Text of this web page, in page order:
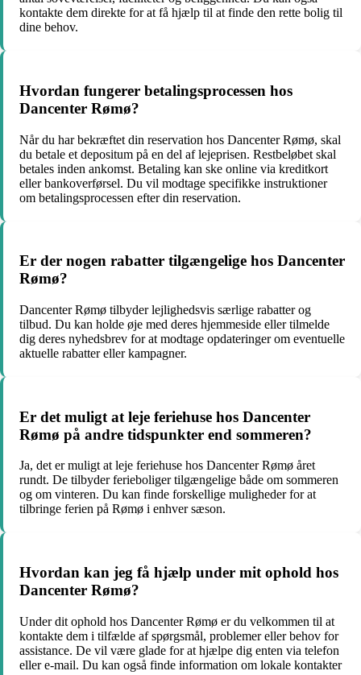
kontakte dem direkte for at få hjælp til at finde den rette bolig til
dine behov.
Hvordan fungerer betalingsprocessen hos
Dancenter Rømø?
Når du har bekræftet din reservation hos Dancenter Rømø, skal
du betale et depositum på en del af lejeprisen. Restbeløbet skal
betales inden ankomst. Betaling kan ske online via kreditkort
eller bankoverførsel. Du vil modtage specifikke instruktioner
om betalingsprocessen efter din reservation.
Er der nogen rabatter tilgængelige hos Dancenter
Rømø?
Dancenter Rømø tilbyder lejlighedsvis særlige rabatter og
tilbud. Du kan holde øje med deres hjemmeside eller tilmelde
dig deres nyhedsbrev for at modtage opdateringer om eventuelle
aktuelle rabatter eller kampagner.
Er det muligt at leje feriehuse hos Dancenter
Rømø på andre tidspunkter end sommeren?
Ja, det er muligt at leje feriehuse hos Dancenter Rømø året
rundt. De tilbyder ferieboliger tilgængelige både om sommeren
og om vinteren. Du kan finde forskellige muligheder for at
tilbringe ferien på Rømø i enhver sæson.
Hvordan kan jeg få hjælp under mit ophold hos
Dancenter Rømø?
Under dit ophold hos Dancenter Rømø er du velkommen til at
kontakte dem i tilfælde af spørgsmål, problemer eller behov for
assistance. De vil være glade for at hjælpe dig enten via telefon
eller e-mail. Du kan også finde information om lokale kontakter